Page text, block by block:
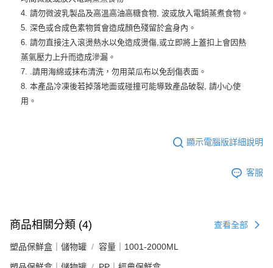
4. 請勿微波乳製品及高溫高油高糖食物, 波或放入電鍋蒸煮食物。
5. 深色或合成色素物質會造成顏色殘留於盒身內。
6. 請勿直接注入滾燙熱水以免造成燙傷,或立即將上蓋扣上會因熱
蒸氣壓力上升而造成滲漏。
7. .請用海綿或抹布清洗，勿用菜瓜布以免刮傷表面。
8. 本產品冷凍後若掉落地面或碰撞可能導致產品破裂, 請小心使
用。
顯示電腦版詳細說明
客服
商品相關分類 (4) 查看全部
塑品保鮮盒｜儲物罐 容量｜1001-2000ML